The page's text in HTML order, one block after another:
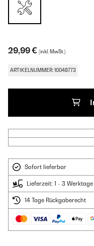
29,99 € (inkl. MwSt.)
ARTIKELNUMMER: 10048773
Sofort lieferbar
Lieferzeit: 1 - 3 Werktage
14 Tage Rückgaberecht